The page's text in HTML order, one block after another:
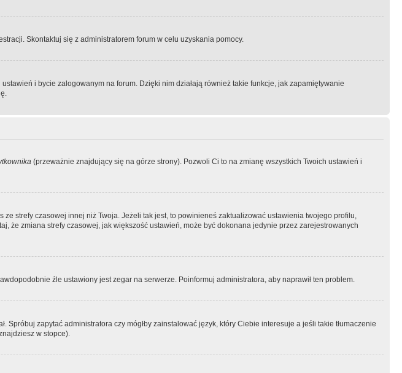
Skontaktuj się z administratorem forum w celu uzyskania pomocy.
i bycie zalogowanym na forum. Dzięki nim działają również takie funkcje, jak zapamiętywanie
(przeważnie znajdujący się na górze strony). Pozwoli Ci to na zmianę wszystkich Twoich ustawień i
strefy czasowej innej niż Twoja. Jeżeli tak jest, to powinieneś zaktualizować ustawienia twojego profilu,
że zmiana strefy czasowej, jak większość ustawień, może być dokonana jedynie przez zarejestrowanych
źle ustawiony jest zegar na serwerze. Poinformuj administratora, aby naprawił ten problem.
zapytać administratora czy mógłby zainstalować język, który Ciebie interesuje a jeśli takie tłumaczenie
w stopce).